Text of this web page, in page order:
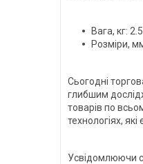
Вага, кг:
Розміри,
Сьогодні
глибшим
товарів по
технологіях,
Усвідомлюючи